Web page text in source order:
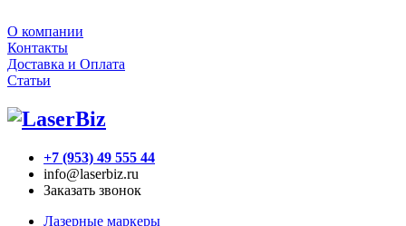
О компании
Контакты
Доставка и Оплата
Статьи
+7 (953) 49 555 44
info@laserbiz.ru
Заказать звонок
Лазерные маркеры